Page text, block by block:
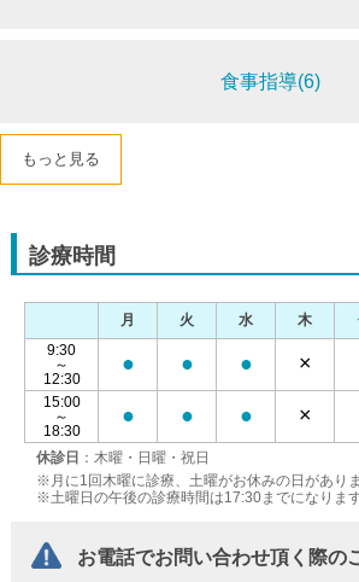
食事指導(6)
もっと見る
診療時間
休診日 ：木曜・日曜・祝日
※月に1回木曜に診療、土曜がお休みの日がありま
※土曜日の午後の診療時間は17:30までになります
月 火 水 木
9:30
～
12:30
● ● ● ×
15:00
～
18:30
● ● ● ×
お電話でお問い合わせ頂く際の